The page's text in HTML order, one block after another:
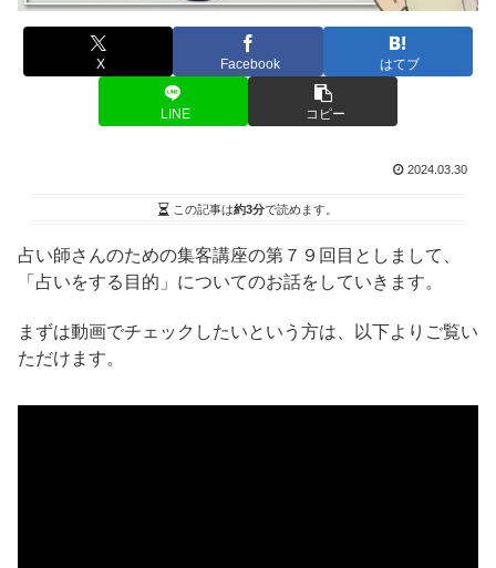
X Facebook はてブ
LINE コピー
2024.03.30
この記事は約3分で読めます。
占い師さんのための集客講座の第７９回目としまして、
「占いをする目的」についてのお話をしていきます。
まずは動画でチェックしたいという方は、以下よりご覧い
ただけます。